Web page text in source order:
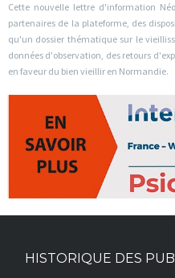
Cette nouvelle lettre d'information
partenaires de la plateforme, des
qu'un dossier thématique sur le
données d'observation, des retours
en faveur du bien vieillir en Normandie.
HISTORIQUE DES